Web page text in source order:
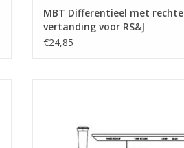
MBT Differentieel met rechte
vertanding voor RS&J
stoomtrekker - Bouwtekening
€24,85